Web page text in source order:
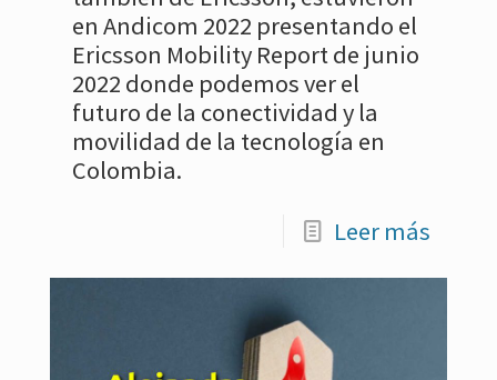
en Andicom 2022 presentando el
Ericsson Mobility Report de junio
2022 donde podemos ver el
futuro de la conectividad y la
movilidad de la tecnología en
Colombia.
Leer más